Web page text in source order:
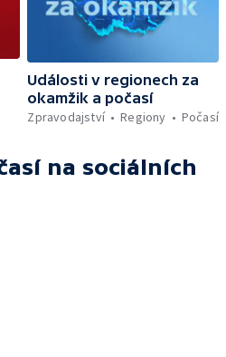
Události v regionech za
okamžik a počasí
Zpravodajství
Regiony Počasí
na sociálních